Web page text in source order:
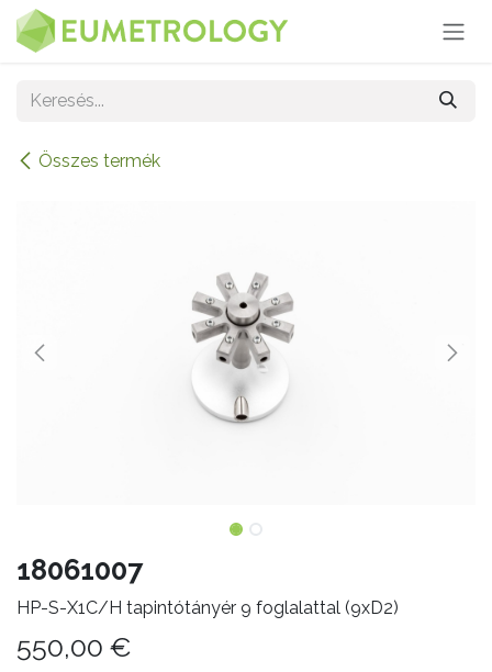
Kihagyás és továbblépés a tartalomhoz
Összes termék
18061007
HP-S-X1C/H tapintótányér 9 foglalattal (9xD2)
550,00 €